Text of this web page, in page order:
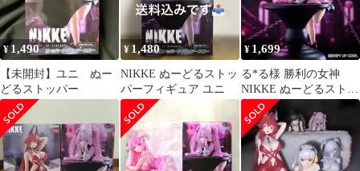
¥ 1,490
【未開封】ユニ ぬー
どるストッパー
¥ 1,480
NIKKE ぬーどるストッ
パーフィギュア ユニ
¥ 1,699
る*る様 勝利の女神
NIKKE ぬーどるストッ
パーフィギュア ユニ